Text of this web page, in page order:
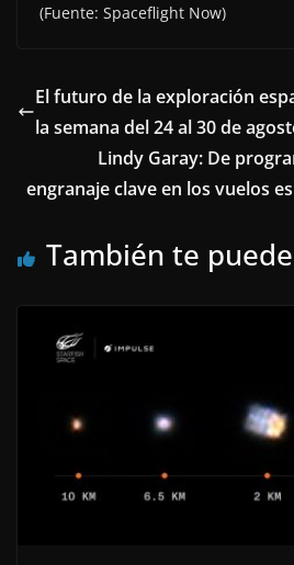
(Fuente: Spaceflight Now)
El futuro de la exploración
la semana del 24 al 30 de
Lindy Garay: De
engranaje clave en los vuelos
También te